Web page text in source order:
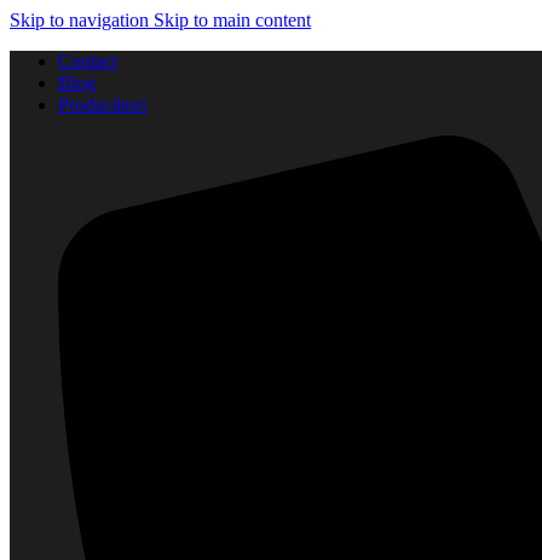
Skip to navigation Skip to main content
Contact
Blog
Producători